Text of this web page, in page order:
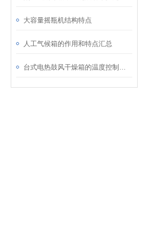
大容量摇瓶机结构特点
人工气候箱的作用和特点汇总